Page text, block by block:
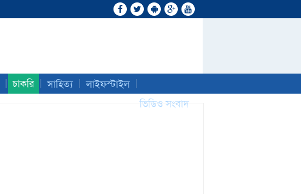
| চাকরি | সাহিত্য | লাইফস্টাইল |
ভিডিও সংবাদ